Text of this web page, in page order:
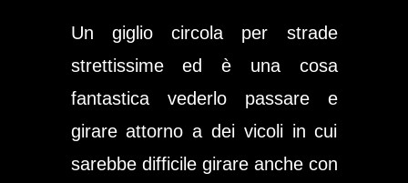
Un giglio circola per strade
strettissime ed è una cosa
fantastica vederlo passare e
girare attorno a dei vicoli in cui
sarebbe difficile girare anche con